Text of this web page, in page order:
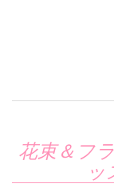
花束＆フ